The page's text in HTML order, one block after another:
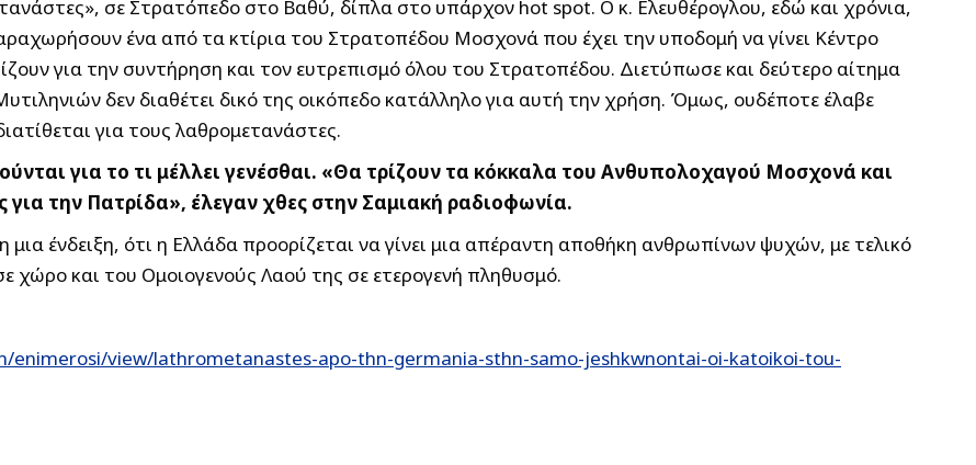
σε Στρατόπεδο στο Βαθύ, δίπλα στο υπάρχον hot spot. Ο κ. Ελευθέρογλου, εδώ και χρόνια,
ένα από τα κτίρια του Στρατοπέδου Μοσχονά που έχει την υποδομή να γίνει Κέντρο
για την συντήρηση και τον ευτρεπισμό όλου του Στρατοπέδου. Διετύπωσε και δεύτερο αίτημα
δεν διαθέτει δικό της οικόπεδο κατάλληλο για αυτή την χρήση. Όμως, ουδέποτε έλαβε
για τους λαθρομετανάστες.
για το τι μέλλει γενέσθαι. «Θα τρίζουν τα κόκκαλα του Ανθυπολοχαγού Μοσχονά και
την Πατρίδα», έλεγαν χθες στην Σαμιακή ραδιοφωνία.
ένδειξη, ότι η Ελλάδα προορίζεται να γίνει μια απέραντη αποθήκη ανθρωπίνων ψυχών, με τελικό
και του Ομοιογενούς Λαού της σε ετερογενή πληθυσμό.
enimerosi/view/lathrometanastes-apo-thn-germania-sthn-samo-jeshkwnontai-oi-katoikoi-tou-